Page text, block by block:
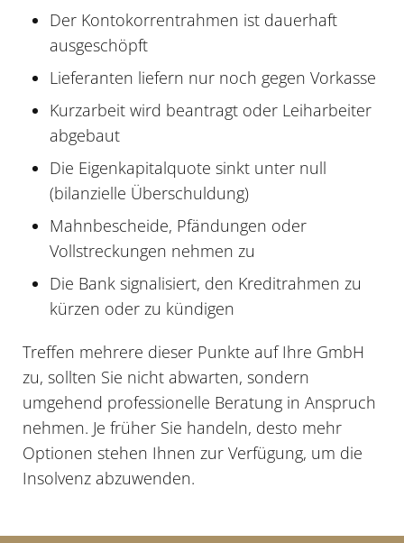
Der Kontokorrentrahmen ist dauerhaft
ausgeschöpft
Lieferanten liefern nur noch gegen Vorkasse
Kurzarbeit wird beantragt oder Leiharbeiter
abgebaut
Die Eigenkapitalquote sinkt unter null
(bilanzielle Überschuldung)
Mahnbescheide, Pfändungen oder
Vollstreckungen nehmen zu
Die Bank signalisiert, den Kreditrahmen zu
kürzen oder zu kündigen
Treffen mehrere dieser Punkte auf Ihre GmbH
zu, sollten Sie nicht abwarten, sondern
umgehend professionelle Beratung in Anspruch
nehmen. Je früher Sie handeln, desto mehr
Optionen stehen Ihnen zur Verfügung, um die
Insolvenz abzuwenden.